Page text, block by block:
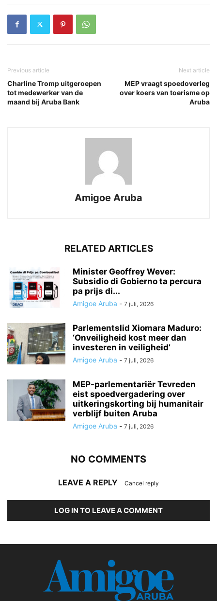
Previous article
Charline Tromp uitgeroepen
tot medewerker van de
maand bij Aruba Bank
Next article
MEP vraagt spoedoverleg
over koers van toerisme op
Aruba
Amigoe Aruba
RELATED ARTICLES
Minister Geoffrey Wever:
Subsidio di Gobierno ta percura
pa prijs di...
Amigoe Aruba - 7 juli, 2026
Parlementslid Xiomara Maduro:
‘Onveiligheid kost meer dan
investeren in veiligheid’
Amigoe Aruba - 7 juli, 2026
MEP-parlementariër Tevreden
eist spoedvergadering over
uitkeringskorting bij humanitair
verblijf buiten Aruba
Amigoe Aruba - 7 juli, 2026
NO COMMENTS
LEAVE A REPLY Cancel reply
LOG IN TO LEAVE A COMMENT